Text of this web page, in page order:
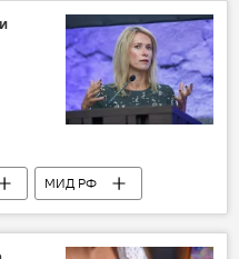
МИД РФ